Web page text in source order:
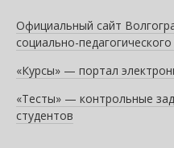
Официальный сайт
социально-
«Курсы» — портал
«Тесты» — контрольные
студентов